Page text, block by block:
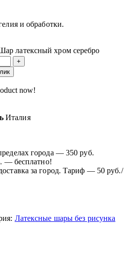
и обработки.
латексный хром серебро
now!
Италия
города — 350 руб.
— бесплатно!
за город. Тариф — 50 руб./
Латексные шары без рисунка